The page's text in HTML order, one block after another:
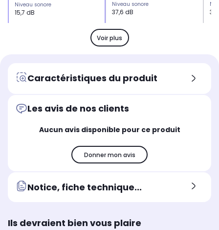
Niveau sonore
15,7 dB
Niveau sonore
37,6 dB
Vitesse de rotation
2800 rpm
Voir plus
Caractéristiques du produit
Les avis de nos clients
Aucun avis disponible pour ce produit
Donner mon avis
Notice, fiche technique...
Ils devraient bien vous plaire